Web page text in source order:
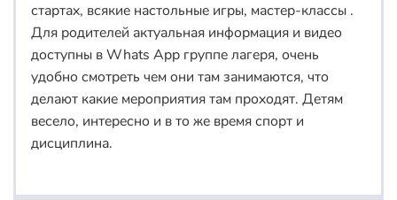
стартах, всякие настольные игры, мастер-классы .
Для родителей актуальная информация и видео
доступны в Whats App группе лагеря, очень
удобно смотреть чем они там занимаются, что
делают какие мероприятия там проходят. Детям
весело, интересно и в то же время спорт и
дисциплина.